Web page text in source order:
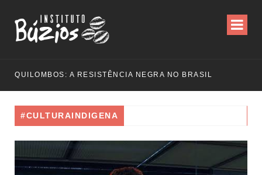
QUILOMBOS: A RESISTÊNCIA NEGRA NO BRASIL
#CULTURAINDIGENA